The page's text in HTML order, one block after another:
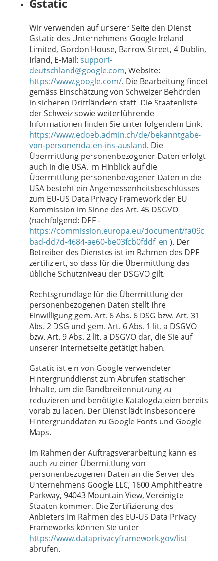
Gstatic
Wir verwenden auf unserer Seite den Dienst
Gstatic des Unternehmens Google Ireland
Limited, Gordon House, Barrow Street, 4 Dublin,
Irland, E-Mail: support-
deutschland@google.com, Website:
https://www.google.com/. Die Bearbeitung findet
gemäss Einschätzung von Schweizer Behörden
in sicheren Drittländern statt. Die Staatenliste
der Schweiz sowie weiterführende
Informationen finden Sie unter folgendem Link:
https://www.edoeb.admin.ch/de/bekanntgabe-
von-personendaten-ins-ausland. Die
Übermittlung personenbezogener Daten erfolgt
auch in die USA. Im Hinblick auf die
Übermittlung personenbezogener Daten in die
USA besteht ein Angemessenheitsbeschlusses
zum EU-US Data Privacy Framework der EU
Kommission im Sinne des Art. 45 DSGVO
(nachfolgend: DPF -
https://commission.europa.eu/document/fa09c
bad-dd7d-4684-ae60-be03fcb0fddf_en ). Der
Betreiber des Dienstes ist im Rahmen des DPF
zertifiziert, so dass für die Übermittlung das
übliche Schutzniveau der DSGVO gilt.
Rechtsgrundlage für die Übermittlung der
personenbezogenen Daten stellt Ihre
Einwilligung gem. Art. 6 Abs. 6 DSG bzw. Art. 31
Abs. 2 DSG und gem. Art. 6 Abs. 1 lit. a DSGVO
bzw. Art. 9 Abs. 2 lit. a DSGVO dar, die Sie auf
unserer Internetseite getätigt haben.
Gstatic ist ein von Google verwendeter
Hintergrunddienst zum Abrufen statischer
Inhalte, um die Bandbreitennutzung zu
reduzieren und benötigte Katalogdateien bereits
vorab zu laden. Der Dienst lädt insbesondere
Hintergrunddaten zu Google Fonts und Google
Maps.
Im Rahmen der Auftragsverarbeitung kann es
auch zu einer Übermittlung von
personenbezogenen Daten an die Server des
Unternehmens Google LLC, 1600 Amphitheatre
Parkway, 94043 Mountain View, Vereinigte
Staaten kommen. Die Zertifizierung des
Anbieters im Rahmen des EU-US Data Privacy
Frameworks können Sie unter
https://www.dataprivacyframework.gov/list
abrufen.